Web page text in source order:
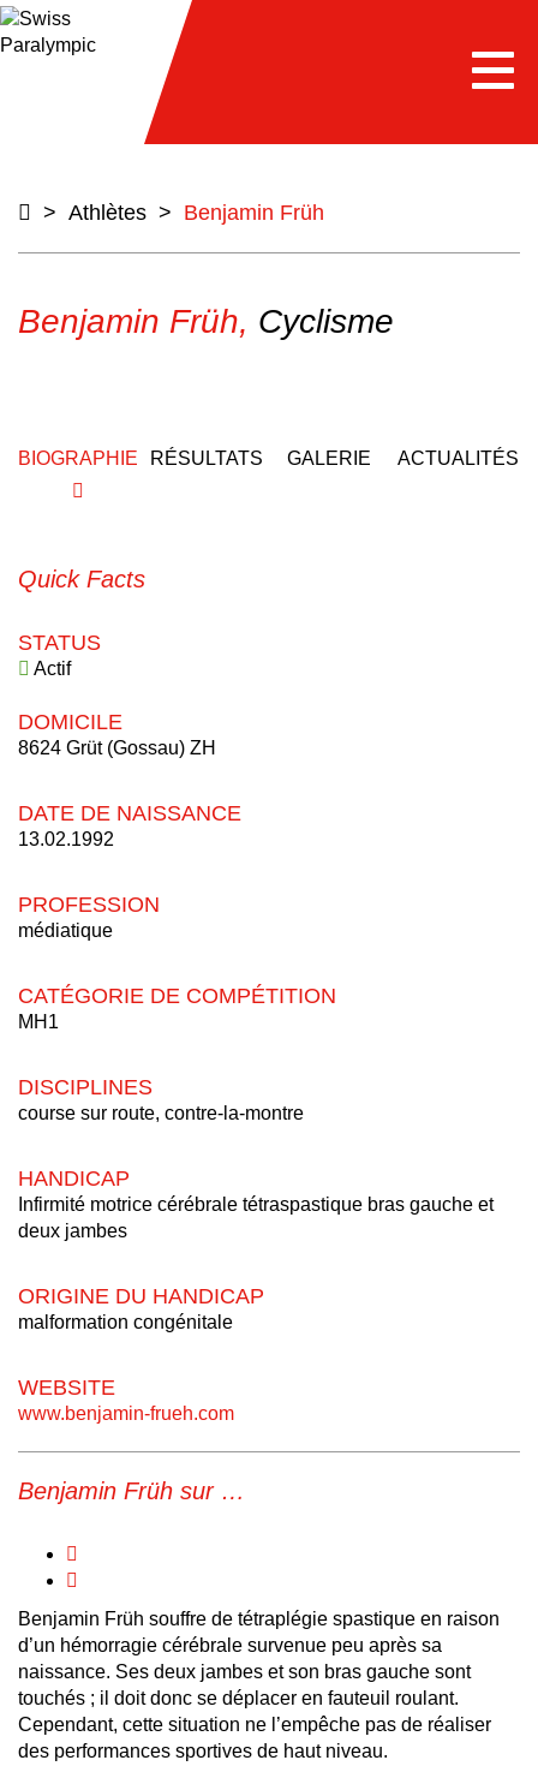
> Athlètes > Benjamin Früh
Benjamin Früh, Cyclisme
BIOGRAPHIE RÉSULTATS GALERIE ACTUALITÉS
Quick Facts
STATUS
Actif
DOMICILE
8624 Grüt (Gossau) ZH
DATE DE NAISSANCE
13.02.1992
PROFESSION
médiatique
CATÉGORIE DE COMPÉTITION
MH1
DISCIPLINES
course sur route, contre-la-montre
HANDICAP
Infirmité motrice cérébrale tétraspastique bras gauche et
deux jambes
ORIGINE DU HANDICAP
malformation congénitale
WEBSITE
www.benjamin-frueh.com
Benjamin Früh sur …
Benjamin Früh souffre de tétraplégie spastique en raison
d’un hémorragie cérébrale survenue peu après sa
naissance. Ses deux jambes et son bras gauche sont
touchés ; il doit donc se déplacer en fauteuil roulant.
Cependant, cette situation ne l’empêche pas de réaliser
des performances sportives de haut niveau.